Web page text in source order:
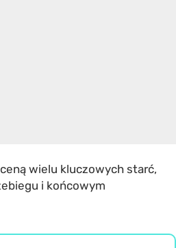
wielu kluczowych starć,
i końcowym